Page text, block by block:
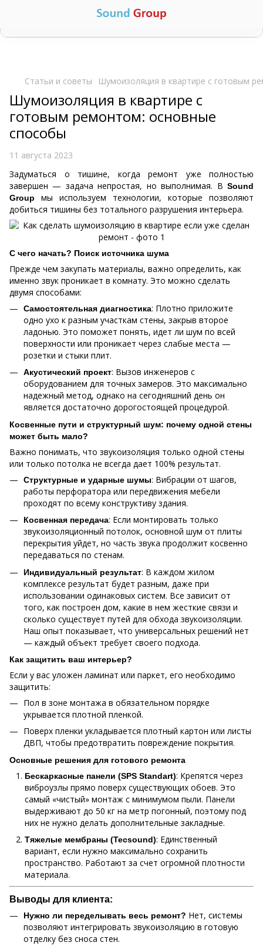
Калькулятор вартості звукоізоляції
Статьи и советы Шумоизоляция в квартире с готовым
Шумоизоляция в квартире с
готовым ремонтом: основные
способы
11 августа 2023
Задуматься о тишине, когда ремонт уже полностью
завершен — задача непростая, но выполнимая. В Sound
Group
мы используем технологии, которые позволяют
добиться тишины без тотального разрушения интерьера.
С чего начать? Поиск источника шума
Прежде чем закупать материалы, важно определить, как
именно звук проникает в комнату. Это можно сделать
двумя способами:
Самостоятельная диагностика: Плотно приложите
одно ухо к разным участкам стены, закрыв второе
ладонью. Это поможет понять, идет ли шум по всей
поверхности или проникает через слабые места —
розетки и стыки плит.
Акустический проект: Вызов инженеров с
оборудованием для точных замеров. Это максимально
надежный метод, однако на сегодняшний день он
является достаточно дорогостоящей процедурой.
Косвенные пути и структурный шум: почему одной стены
может быть мало?
Важно понимать, что звукоизоляция только одной стены
или только потолка не всегда дает 100% результат.
Структурные и ударные шумы: Вибрации от шагов,
работы перфоратора или передвижения мебели
проходят по всему конструктиву здания.
Косвенная передача: Если монтировать только
звукоизоляционный потолок, основной шум от плиты
перекрытия уйдет, но часть звука продолжит косвенно
передаваться по стенам.
Индивидуальный результат: В каждом жилом
комплексе результат будет разным, даже при
использовании одинаковых систем. Все зависит от
того, как построен дом, какие в нем жесткие связи и
сколько существует путей для обхода звукоизоляции.
Наш опыт показывает, что универсальных решений нет
— каждый объект требует своего подхода.
Как защитить ваш интерьер?
Если у вас уложен ламинат или паркет, его необходимо
защитить:
Пол в зоне монтажа в обязательном порядке
укрывается плотной пленкой.
Поверх пленки укладывается плотный картон или листы
ДВП, чтобы предотвратить повреждение покрытия.
Основные решения для готового ремонта
Бескаркасные панели (SPS Standart): Крепятся через
виброузлы прямо поверх существующих обоев. Это
самый «чистый» монтаж с минимумом пыли. Панели
выдерживают до 50 кг на метр погонный, поэтому под
них не нужно делать дополнительные закладные.
Тяжелые мембраны (Tecsound): Единственный
вариант, если нужно максимально сохранить
пространство. Работают за счет огромной плотности
материала.
Выводы для клиента:
Нужно ли переделывать весь ремонт? Нет, системы
позволяют интегрировать звукоизоляцию в готовую
отделку без сноса стен.